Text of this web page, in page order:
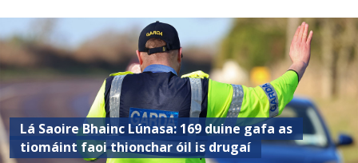
Lá Saoire Bhainc Lúnasa: 169 duine gafa as
tiomáint faoi thionchar óil is drugaí